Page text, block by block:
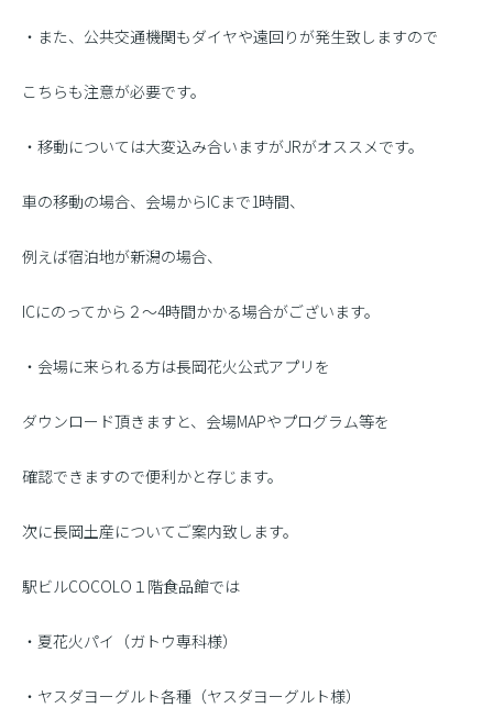
・また、公共交通機関もダイヤや遠回りが発生致しますので
こちらも注意が必要です。
・移動については大変込み合いますがJRがオススメです。
車の移動の場合、会場からICまで1時間、
例えば宿泊地が新潟の場合、
ICにのってから２〜4時間かかる場合がございます。
・会場に来られる方は長岡花火公式アプリを
ダウンロード頂きますと、会場MAPやプログラム等を
確認できますので便利かと存じます。
次に長岡土産についてご案内致します。
駅ビルCOCOLO１階食品館では
・夏花火パイ（ガトウ専科様）
・ヤスダヨーグルト各種（ヤスダヨーグルト様）